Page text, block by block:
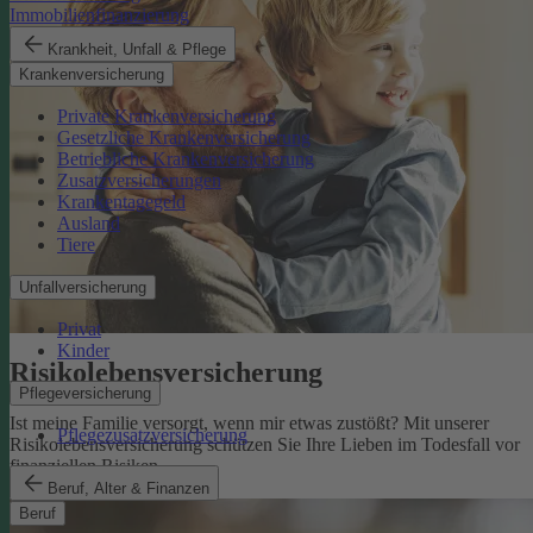
Immobilienfinanzierung
Krankheit, Unfall & Pflege
Krankenversicherung
Private Krankenversicherung
Gesetzliche Krankenversicherung
Betriebliche Krankenversicherung
Zusatzversicherungen
Krankentagegeld
Ausland
Tiere
Unfallversicherung
Privat
Kinder
Pflegeversicherung
Pflegezusatzversicherung
Beruf, Alter & Finanzen
Beruf
Risikolebens­versicherung
Ist meine Familie versorgt, wenn mir etwas zustößt? Mit unserer
Risikolebensversicherung schützen Sie Ihre Lieben im Todesfall vor
finanziellen Risiken.
Risikolebensversicherung